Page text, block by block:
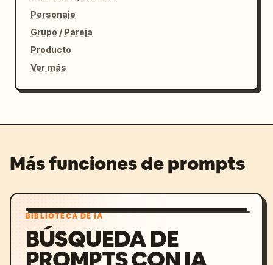
Personaje
Grupo / Pareja
Producto
Ver más
Más funciones de prompts
BIBLIOTECA DE IA
BÚSQUEDA DE